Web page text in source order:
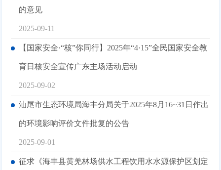
的意见
2025-09-11
【国家安全·“核”你同行】2025年“4·15”全民国家安全教
育日核安全宣传广东主场活动启动
2025-09-02
汕尾市生态环境局海丰分局关于2025年8月16~31日作出
的环境影响评价文件批复的公告
2025-09-01
征求《海丰县黄羌林场供水工程饮用水水源保护区划定